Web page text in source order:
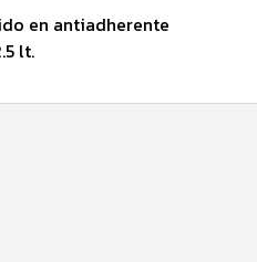
en antiadherente
lt.